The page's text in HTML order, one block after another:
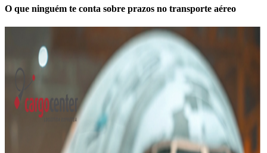
O que ninguém te conta sobre prazos no transporte aéreo